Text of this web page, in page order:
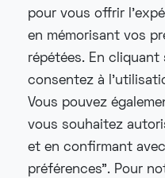
pour vous offrir
en mémorisant vos
répétées. En
consentez à
Vous pouvez
vous souhaitez
et en confirmant
préférences". Pour